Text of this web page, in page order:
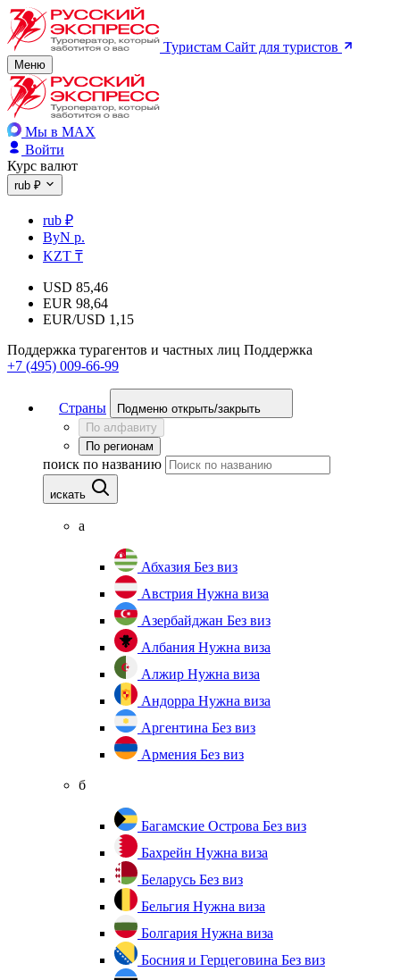
Туристам Сайт для туристов
Меню
Мы в MAX
Войти
Курс валют
rub ₽
rub ₽
ByN р.
KZT ₸
USD 85,46
EUR 98,64
EUR/USD 1,15
Поддержка турагентов и частных лиц Поддержка
+7 (495) 009-66-99
Страны
Подменю открыть/закрыть
По алфавиту
По регионам
поиск по названию
искать
а
Абхазия Без виз
Австрия Нужна виза
Азербайджан Без виз
Албания Нужна виза
Алжир Нужна виза
Андорра Нужна виза
Аргентина Без виз
Армения Без виз
б
Багамские Острова Без виз
Бахрейн Нужна виза
Беларусь Без виз
Бельгия Нужна виза
Болгария Нужна виза
Босния и Герцеговина Без виз